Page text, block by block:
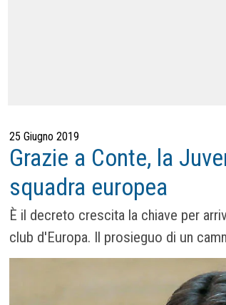
25 Giugno 2019
Grazie a Conte, la
squadra europea
È il decreto crescita la chiave per
club d'Europa. Il prosieguo di un